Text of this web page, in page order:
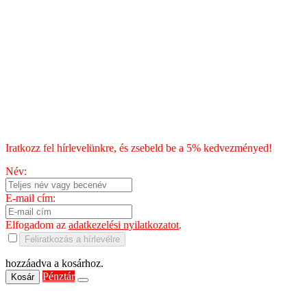
Iratkozz fel hírlevelünkre, és zsebeld be a 5% kedvezményed!
Név:
E-mail cím:
Elfogadom az adatkezelési nyilatkozatot.
Feliratkozás a hírlevélre
hozzáadva a kosárhoz.
Kosár Pénztár